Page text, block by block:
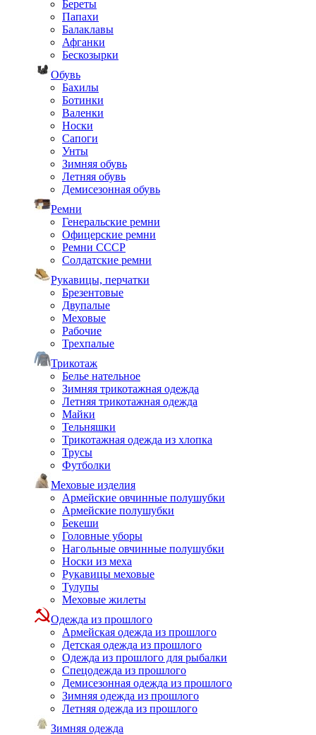
Береты
Папахи
Балаклавы
Афганки
Бескозырки
Обувь
Бахилы
Ботинки
Валенки
Носки
Сапоги
Унты
Зимняя обувь
Летняя обувь
Демисезонная обувь
Ремни
Генеральские ремни
Офицерские ремни
Ремни СССР
Солдатские ремни
Рукавицы, перчатки
Брезентовые
Двупалые
Меховые
Рабочие
Трехпалые
Трикотаж
Белье нательное
Зимняя трикотажная одежда
Летняя трикотажная одежда
Майки
Тельняшки
Трикотажная одежда из хлопка
Трусы
Футболки
Меховые изделия
Армейские овчинные полушубки
Армейские полушубки
Бекеши
Головные уборы
Нагольные овчинные полушубки
Носки из меха
Рукавицы меховые
Тулупы
Меховые жилеты
Одежда из прошлого
Армейская одежда из прошлого
Детская одежда из прошлого
Одежда из прошлого для рыбалки
Спецодежда из прошлого
Демисезонная одежда из прошлого
Зимняя одежда из прошлого
Летняя одежда из прошлого
Зимняя одежда